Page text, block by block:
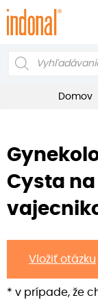
Products
Domov
Cysta
Vložiť otázku
* v prípade, že